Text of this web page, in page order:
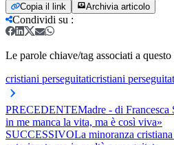
Copia il link Archivia articolo
Condividi su :
Le parole chiave/tag associati a
cristiani perseguitaticristiani
PRECEDENTEMadre - di Francesca
in me manca la vita, ma è così viva»
SUCCESSIVOLa minoranza